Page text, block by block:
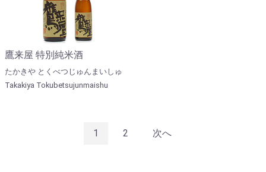
鷹来屋 特別純米酒
たかきや とくべつじゅんまいしゅ
Takakiya Tokubetsujunmaishu
1 2 次へ